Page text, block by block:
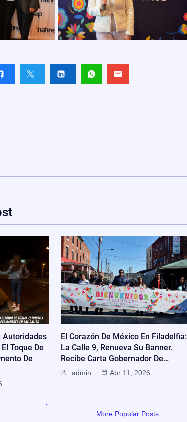
Autoridades
Toque De
De
El Corazón De México En Filadelfia:
La Calle 9, Renueva Su Banner.
Recibe Carta Gobernador De…
admin Abr 11, 2026
More Popular Posts